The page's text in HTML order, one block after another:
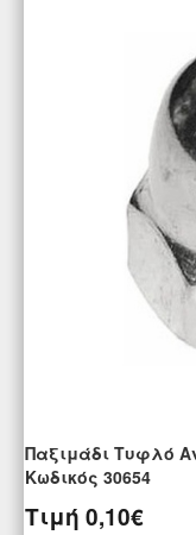
Παξιμάδι Τυφλό
Kωδικός 30654
Τιμή 0,10€